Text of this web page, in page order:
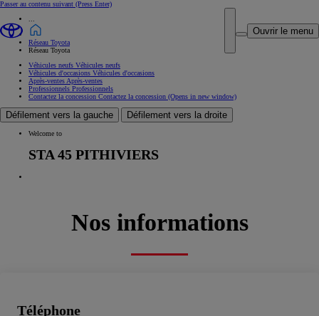
Passer au contenu suivant (Press Enter)
Ouvrir le menu
Réseau Toyota
Réseau Toyota
Véhicules neufs Véhicules neufs
Véhicules d'occasions Véhicules d'occasions
Après-ventes Après-ventes
Professionnels Professionnels
Contactez la concession Contactez la concession (Opens in new window)
Défilement vers la gauche Défilement vers la droite
Welcome to
STA 45 PITHIVIERS
Nos informations
Téléphone